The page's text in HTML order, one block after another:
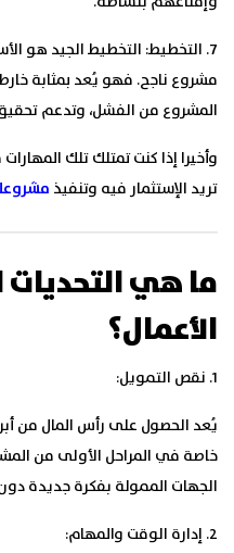
7. التخطيط:
التخطيط الجيد هو
مشروع ناجح. فهو يُعد بمثابة
المشروع من الفشل، وتدعم
وأخيرا إذا كنت تمتلك تلك
تريد الإستثمار فيه وتنفيذ
ما هي التحديات
الأعمال؟
1. نقص التمويل:
يُعد الحصول على رأس المال من
خاصة في المراحل الأولى من
الجهات الممولة بفكرة جديدة
2. إدارة الوقت والمهام: